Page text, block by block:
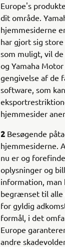
Europe's
dit område.
hjemmesiderne
har gjort sig
som muligt, vil
og Yamaha
gengivelse af de
software, som
hjemmesider
2 Besøgende
hjemmesiderne.
nu er og
oplysninger og
information, man
begrænset til alle
for gyldig
formål, i det
Europe
andre